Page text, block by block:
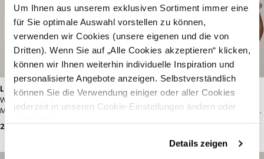
Um Ihnen aus unserem exklusiven Sortiment immer eine
für Sie optimale Auswahl vorstellen zu können,
verwenden wir Cookies (unsere eigenen und die von
Dritten). Wenn Sie auf „Alle Cookies akzeptieren“ klicken,
können wir Ihnen weiterhin individuelle Inspiration und
personalisierte Angebote anzeigen. Selbstverständlich
können Sie die Verwendung einiger oder aller Cookies
jederzeit in unseren Cookie-Einstellungen ändern oder
Details zeigen
LIMBERRY
Weißes Mieder aus Lochspitze -
MAEVA MIEDER WHISPER WHITE
299,00 €
LIMBERRY
Lochspitze - MAEVA MIEDER ROSE
TAN